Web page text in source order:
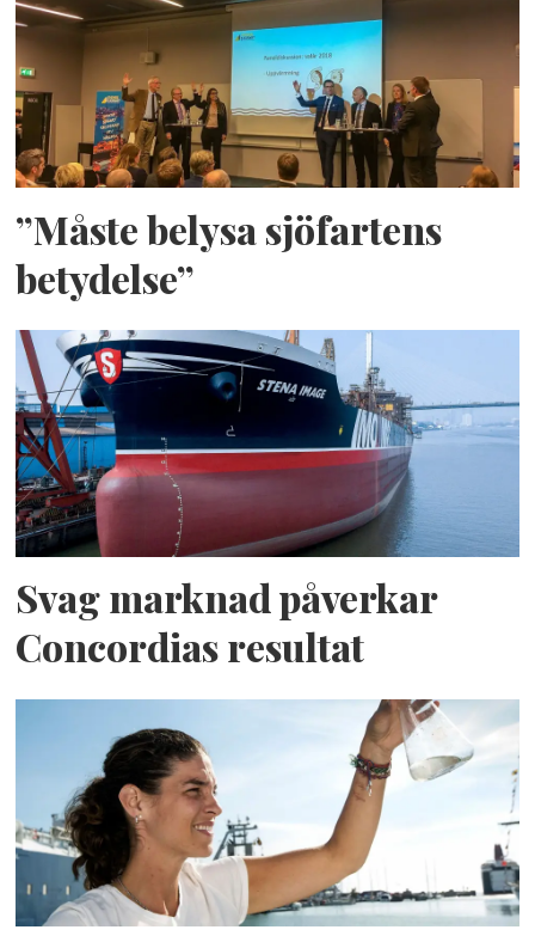
”Måste belysa sjöfartens
betydelse”
Svag marknad påverkar
Concordias resultat